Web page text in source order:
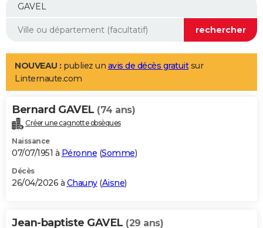
Mobiles
Meilleur smartphone
Internet
Ordinateurs
Jeux vidéo
Guide high-tech
Aménagement intérieur
LIFESTYLE
Art de vivre
Bien-être
Loisirs
Mode
Modes de vie
Alimentation
Guide de la santé
Maladies
Médicaments
Sommeil
VOYAGE
Destinations
City break
Voyage nature
Voyage de noces
Forum
Climat
+PHOTO
GUIDES D'ACHAT
BONS PLANS
NOUVEAU : publiez un avis de décès gratuitsur
Linternaute.com
Bernard GAVEL (74 ans)
Créer une cagnotte obsèques
Naissance
07/07/1951 à Péronne (Somme)
Décès
26/04/2026 à Chauny(Aisne)
Jean-baptiste GAVEL (29 ans)